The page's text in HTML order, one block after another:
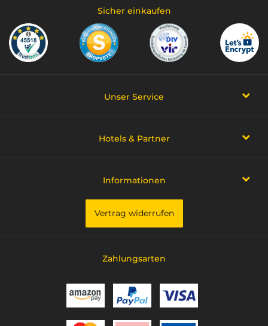
Sicher einkaufen
Unser Service
Hotels & Partner
Informationen
Vertrag widerrufen
Zahlungsarten